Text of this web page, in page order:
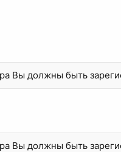
Вы должны быть
Вы должны быть